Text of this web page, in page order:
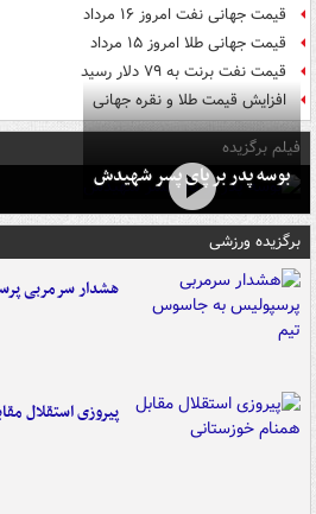
قیمت جهانی نفت امروز ۱۶ مرداد
قیمت جهانی طلا امروز ۱۵ مرداد
قیمت نفت برنت به ۷۹ دلار رسید
افزایش قیمت طلا و نقره جهانی
فیلم برگزیده
بوسه‌ پدر بر پای پسر شهیدش
برگزیده ورزشی
هشدار سرمربی
پیروزی استقلال